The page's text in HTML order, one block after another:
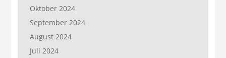
Oktober 2024
September 2024
August 2024
Juli 2024